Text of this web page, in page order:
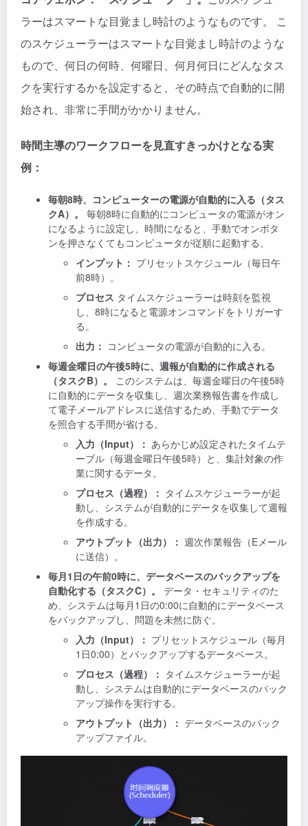
ラーはスマートな目覚まし時計のようなものです。 こ
のスケジューラーはスマートな目覚まし時計のような
もので、何日の何時、何曜日、何月何日にどんなタス
クを実行するかを設定すると、その時点で自動的に開
始され、非常に手間がかかりません。
時間主導のワークフローを見直すきっかけとなる実
例：
毎朝8時、コンピューターの電源が自動的に入る（タス
クA）。
毎朝8時に自動的にコンピュータの電源がオン
になるように設定し、時間になると、手動でオンボタ
ンを押さなくてもコンピュータが従順に起動する。
インプット： プリセットスケジュール（毎日午
前8時）。
プロセス タイムスケジューラーは時刻を監視
し、8時になると電源オンコマンドをトリガーす
る。
出力： コンピュータの電源が自動的に入る。
毎週金曜日の午後5時に、週報が自動的に作成される
（タスクB）。
このシステムは、毎週金曜日の午後5時
に自動的にデータを収集し、週次業務報告書を作成し
て電子メールアドレスに送信するため、手動でデータ
を照合する手間が省ける。
入力（Input）： あらかじめ設定されたタイムテ
ーブル（毎週金曜日午後5時）と、集計対象の作
業に関するデータ。
プロセス（過程）： タイムスケジューラーが起
動し、システムが自動的にデータを収集して週報
を作成する。
アウトプット（出力）： 週次作業報告（Eメール
に送信）。
毎月1日の午前0時に、データベースのバックアップを
自動化する（タスクC）。
データ・セキュリティのた
め、システムは毎月1日の0:00に自動的にデータベース
をバックアップし、問題を未然に防ぐ。
入力（Input）： プリセットスケジュール（毎月
1日0:00）とバックアップするデータベース。
プロセス（過程）： タイムスケジューラーが起
動し、システムは自動的にデータベースのバック
アップ操作を実行する。
アウトプット（出力）： データベースのバック
アップファイル。